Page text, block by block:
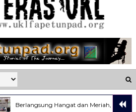
Hangat dan Meriah, HBH UKL